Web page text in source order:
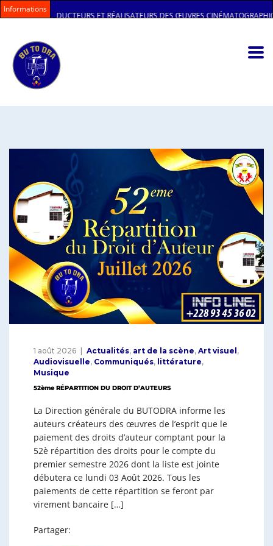
Informations
ET RÉALISATEURS DES ŒUVRES CINÉMATOGRAPHIQUES AU SEIN DU
1 août 2026 Actualités, art de la scène, Art visuel ,
Audiovisuelle, Communiqués, littérature,
Musique
52ème RÉPARTITION DU DROIT D’AUTEURS
La Direction générale du BUTODRA informe les
auteurs créateurs des œuvres de l’esprit que le
paiement des droits d’auteur comptant pour la
52è répartition des droits pour le compte du
premier semestre 2026 dont la liste est jointe
débutera ce lundi 03 Août 2026. Tous les
paiements de cette répartition se feront par
virement bancaire […]
Partager: